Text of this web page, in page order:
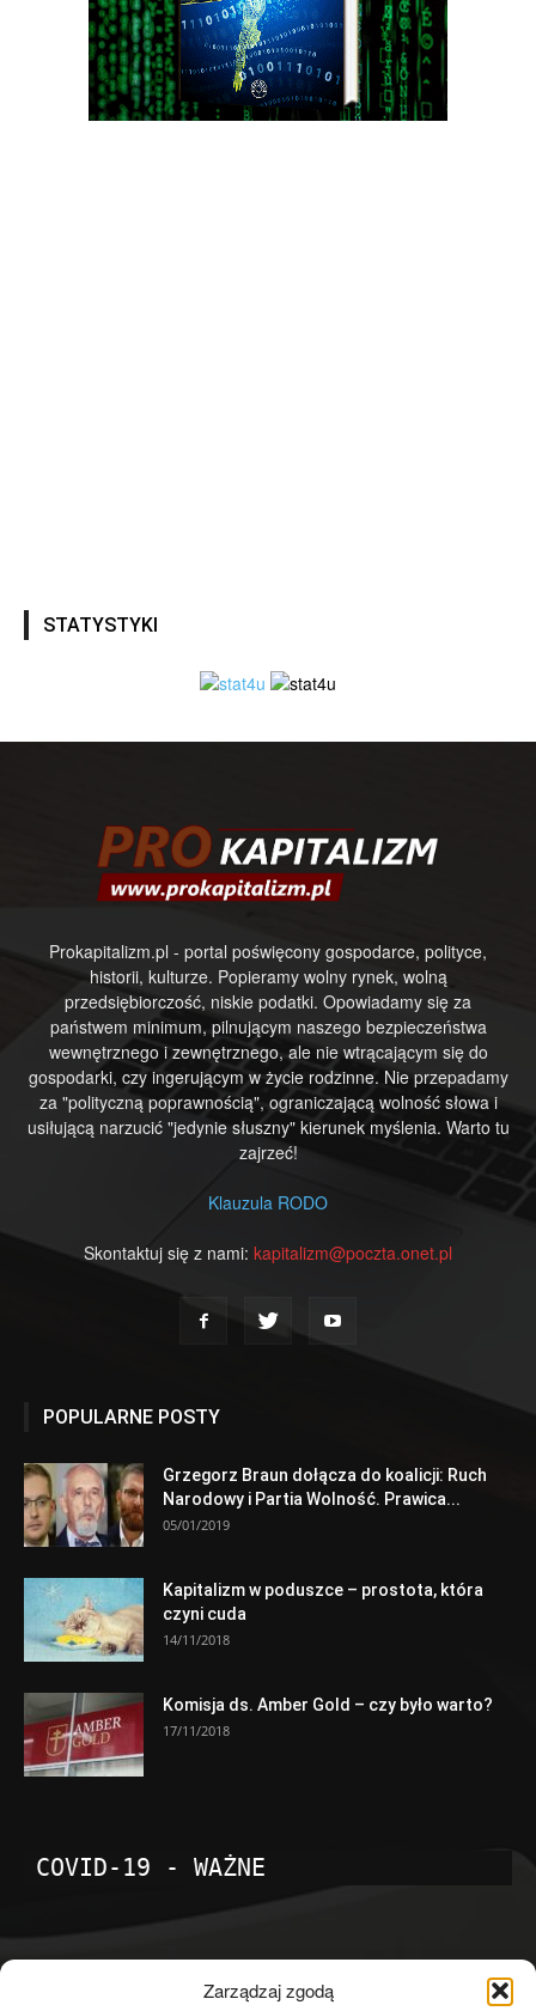
Zarządzaj zgodą
STATYSTYKI
Prokapitalizm.pl - portal poświęcony gospodarce, polityce,
historii, kulturze. Popieramy wolny rynek, wolną
przedsiębiorczość, niskie podatki. Opowiadamy się za
państwem minimum, pilnującym naszego bezpieczeństwa
wewnętrznego i zewnętrznego, ale nie wtrącającym się do
gospodarki, czy ingerującym w życie rodzinne. Nie przepadamy
za "polityczną poprawnością", ograniczającą wolność słowa i
usiłującą narzucić "jedynie słuszny" kierunek myślenia. Warto tu
zajrzeć!
Klauzula RODO
Skontaktuj się z nami: kapitalizm@poczta.onet.pl
POPULARNE POSTY
Grzegorz Braun dołącza do koalicji: Ruch
Narodowy i Partia Wolność. Prawica...
05/01/2019
Kapitalizm w poduszce – prostota, która
czyni cuda
14/11/2018
Komisja ds. Amber Gold – czy było warto?
17/11/2018
COVID-19 - WAŻNE